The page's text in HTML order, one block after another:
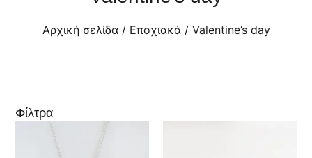
Αρχική σελίδα/ Εποχιακά/ Valentine’s day
Φίλτρα